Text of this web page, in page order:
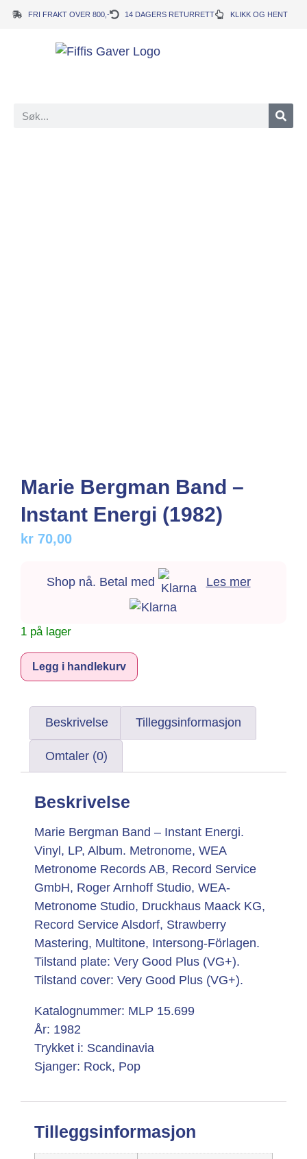
FRI FRAKT OVER 800,- 14 DAGERS RETURRETT KLIKK OG HENT
Marie Bergman Band –
Instant Energi (1982)
kr 70,00
Shop nå. Betal med Les mer
1 på lager
Legg i handlekurv
Beskrivelse Tilleggsinformasjon
Omtaler (0)
Beskrivelse
Marie Bergman Band – Instant Energi.
Vinyl, LP, Album. Metronome, WEA
Metronome Records AB, Record Service
GmbH, Roger Arnhoff Studio, WEA-
Metronome Studio, Druckhaus Maack KG,
Record Service Alsdorf, Strawberry
Mastering, Multitone, Intersong-Förlagen.
Tilstand plate: Very Good Plus (VG+).
Tilstand cover: Very Good Plus (VG+).
Katalognummer: MLP 15.699
År: 1982
Trykket i: Scandinavia
Sjanger: Rock, Pop
Tilleggsinformasjon